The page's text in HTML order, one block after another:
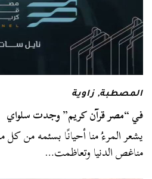
المصطبة, زاوية
في “مصر قرآن كريم” وجدت سلواي
يشعر المرءُ منا أحيانًا بسئمه من
مناغص الدنيا وتعاظمت…